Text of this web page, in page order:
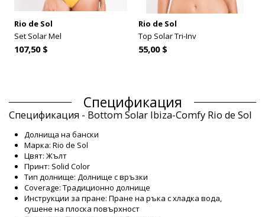
Rio de Sol
Set Solar Mel
107,50 $
Rio de Sol
Top Solar Tri-Inv
55,00 $
Спецификация
Спецификация - Bottom Solar Ibiza-Comfy Rio de Sol
Долнища на бански
Марка: Rio de Sol
Цвят: Жълт
Принт: Solid Color
Тип долнище: Долнище с връзки
Coverage: Традиционно долнище
Инструкции за пране: Пране на ръка с хладка вода,
сушене на плоска повърхност